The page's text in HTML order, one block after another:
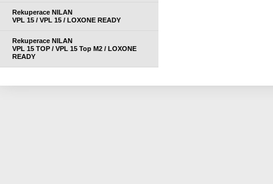
Rekuperace NILAN
VPL 15 / VPL 15 / LOXONE READY
Rekuperace NILAN
VPL 15 TOP / VPL 15 Top M2 / LOXONE
READY